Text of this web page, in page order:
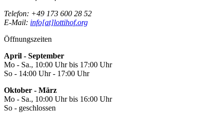
Telefon: +49 173 600 28 52
E-Mail: info[at]lottihof.org
Öffnungszeiten
April - September
Mo - Sa., 10:00 Uhr bis 17:00 Uhr
So - 14:00 Uhr - 17:00 Uhr
Oktober - März
Mo - Sa., 10:00 Uhr bis 16:00 Uhr
So - geschlossen